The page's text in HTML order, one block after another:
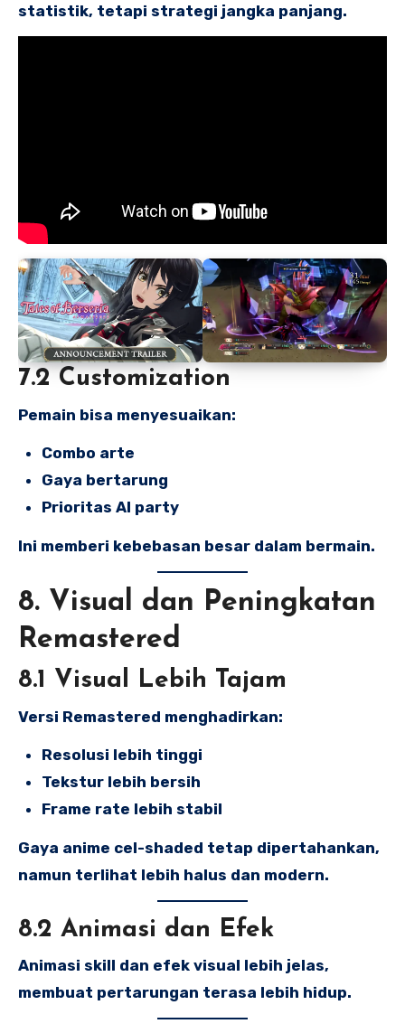
statistik, tetapi strategi jangka panjang.
7.2 Customization
Pemain bisa menyesuaikan:
Combo arte
Gaya bertarung
Prioritas AI party
Ini memberi kebebasan besar dalam bermain.
8. Visual dan Peningkatan
Remastered
8.1 Visual Lebih Tajam
Versi Remastered menghadirkan:
Resolusi lebih tinggi
Tekstur lebih bersih
Frame rate lebih stabil
Gaya anime cel-shaded tetap dipertahankan,
namun terlihat lebih halus dan modern.
8.2 Animasi dan Efek
Animasi skill dan efek visual lebih jelas,
membuat pertarungan terasa lebih hidup.